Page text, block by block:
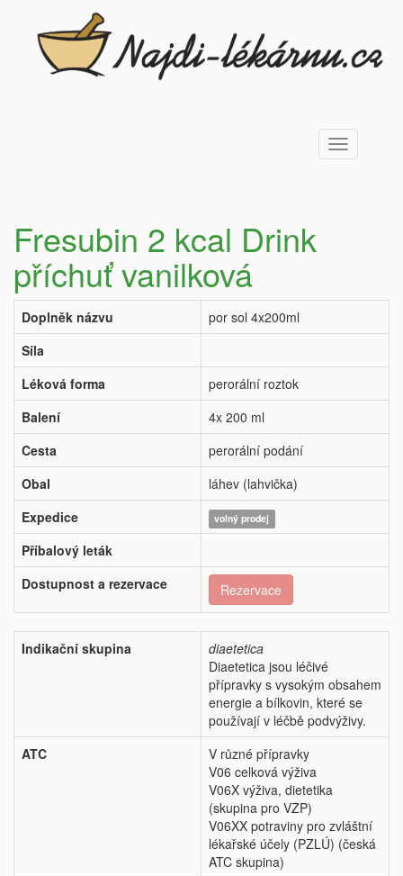
Toggle
navigation
Fresubin 2 kcal Drink
příchuť vanilková
Doplněk názvu
por sol 4x200ml
Síla
Léková forma
perorální roztok
Balení
4x 200 ml
Cesta
perorální podání
Obal
láhev (lahvička)
Expedice
volný prodej
Příbalový leták
Dostupnost a rezervace
Rezervace
Indikační skupina
diaetetica
Diaetetica jsou léčivé
přípravky s vysokým obsahem
energie a bílkovin, které se
používají v léčbě podvýživy.
ATC
V různé přípravky
V06 celková výživa
V06X výživa, dietetika
(skupina pro VZP)
V06XX potraviny pro zvláštní
lékařské účely (PZLÚ) (česká
ATC skupina)